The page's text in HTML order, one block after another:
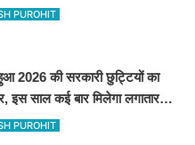
बीकानेर समेत पुरे प्रदेश में नए रेट
PUROHIT
2026 की सरकारी छुट्टियों का
इस साल कई बार मिलेगा लगातार
देखें
PUROHIT